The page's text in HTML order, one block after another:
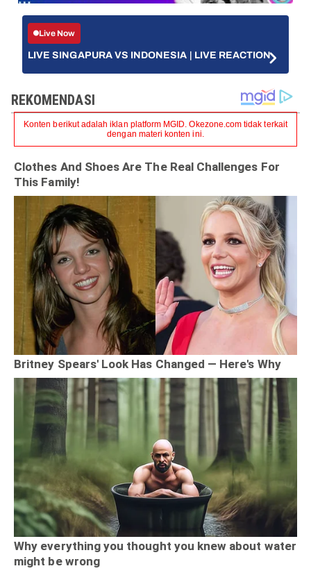
Live Now
LIVE SINGAPURA VS INDONESIA | LIVE REACTION